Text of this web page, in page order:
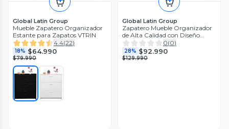
Global Latin Group
Mueble Zapatero Organizador
Estante para Zapatos VTRIN
4.4(22)
18% $64.990
$79.990
Global Latin Group
Zapatero Mueble Organizador
de Alta Calidad con Diseño
Sofisticado
0(0)
28% $92.990
$129.990